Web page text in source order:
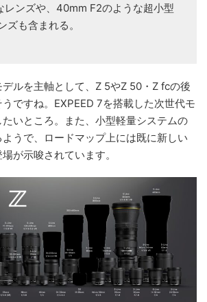
レンズや、40mm F2のような超小型
ズも含まれる。
ルを主軸として、Z 5やZ 50・Z fcの後
ですね。EXPEED 7を搭載した次世代モ
いところ。また、小型軽量システムの
うで、ロードマップ上には既に新しい
が示唆されています。